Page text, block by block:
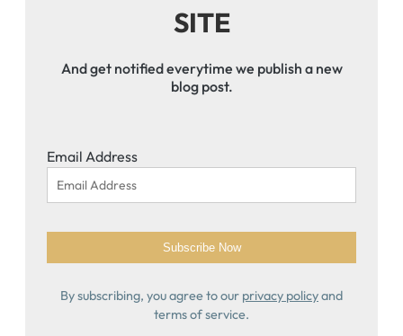
SITE
And get notified everytime we publish a new
blog post.
Email Address
By subscribing, you agree to our privacy policyand
terms of service.